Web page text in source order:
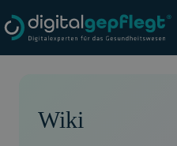
Inhalt
springen
Wiki